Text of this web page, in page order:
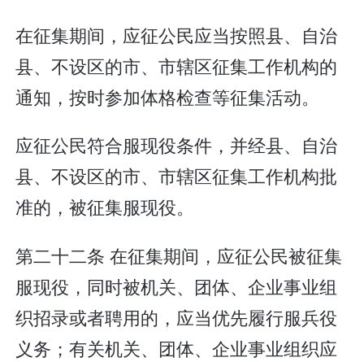
在征集期间，应征公民应当按照县、自治
县、不设区的市、市辖区征集工作机构的
通知，按时参加体格检查等征集活动。
应征公民符合服现役条件，并经县、自治
县、不设区的市、市辖区征集工作机构批
准的，被征集服现役。
第二十二条 在征集期间，应征公民被征集
服现役，同时被机关、团体、企业事业组
织招录或者聘用的，应当优先履行服兵役
义务；有关机关、团体、企业事业组织应